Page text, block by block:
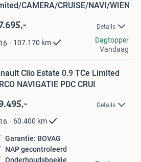
CAMERA/CRUISE/NAVI/WIENIG
Details
107.170 km
Dagtopper
Vandaag
Clio Estate 0.9 TCe Limited
NAVIGATIE PDC CRUI
Details
60.400 km
Garantie: BOVAG
NAP gecontroleerd
Onderhoudsboekje